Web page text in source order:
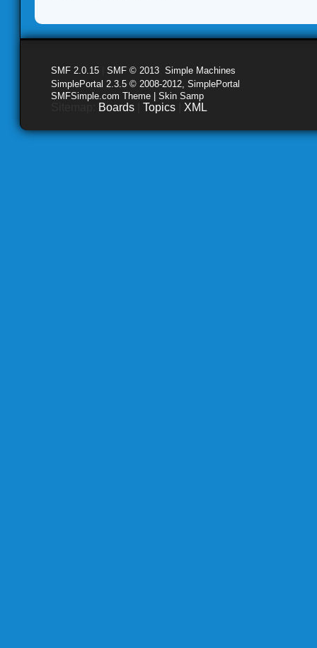
SMF 2.0.15 SMF © 2013 Simple Machines
SimplePortal 2.3.5 © 2008-2012, SimplePortal
SMFSimple.com Theme | Skin Samp
Boards Topics XML